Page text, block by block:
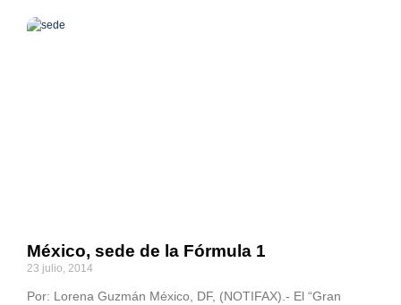
México, sede de la Fórmula 1
23 julio, 2014
Por: Lorena Guzmán México, DF, (NOTIFAX).- El “Gran